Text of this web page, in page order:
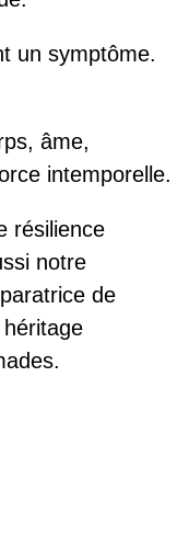
un symptôme.
âme,
intemporelle.
résilience
notre
de
héritage